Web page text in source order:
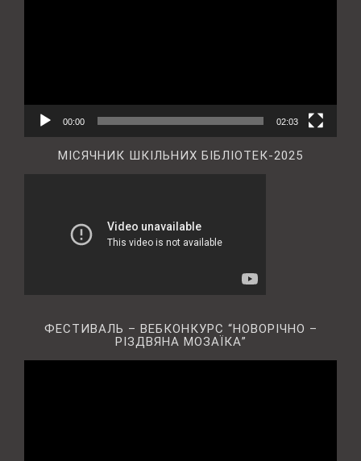
00:00 02:03
МІСЯЧНИК ШКІЛЬНИХ БІБЛІОТЕК-2025
ФЕСТИВАЛЬ – ВЕБКОНКУРС “НОВОРІЧНО –
РІЗДВЯНА МОЗАЇКА”